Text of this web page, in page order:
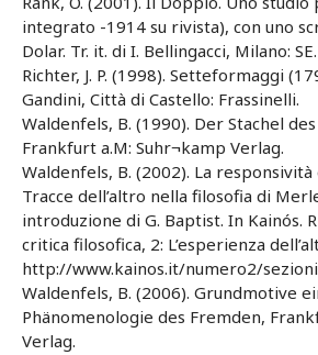
integrato -1914 su rivista), con uno
Dolar. Tr. it. di I. Bellingacci, Milano: SE.
Richter, J. P. (1998). Setteformaggi
Gandini, Città di Castello: Frassinelli.
Waldenfels, B. (1990). Der Stachel
Frankfurt a.M: Suhr¬kamp Verlag.
Waldenfels, B. (2002). La
Tracce dell’altro nella filosofia di
introduzione di G. Baptist. In Kainós.
critica filosofica, 2: L’esperienza
http://www.kainos.it/numero2/
Waldenfels, B. (2006). Grundmotive
Phänomenologie des Fremden,
Verlag.